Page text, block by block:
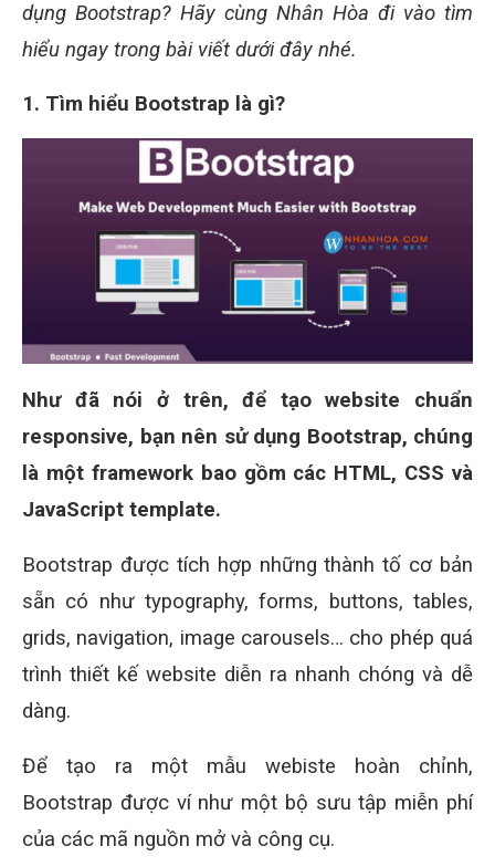
dụng Bootstrap? Hãy cùng Nhân Hòa đi vào tìm
hiểu ngay trong bài viết dưới đây nhé.
1. Tìm hiểu Bootstrap là gì?
Như đã nói ở trên, để tạo website chuẩn
responsive, bạn nên sử dụng Bootstrap, chúng
là một framework bao gồm các HTML, CSS và
JavaScript template.
Bootstrap được tích hợp những thành tố cơ bản
sẵn có như typography, forms, buttons, tables,
grids, navigation, image carousels… cho phép quá
trình thiết kế website diễn ra nhanh chóng và dễ
dàng.
Để tạo ra một mẫu webiste hoàn chỉnh,
Bootstrap được ví như một bộ sưu tập miễn phí
của các mã nguồn mở và công cụ.